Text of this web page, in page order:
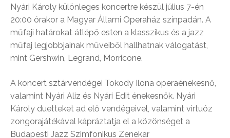
Nyári Károly különleges koncertre készül július 7-én
20:00 órakor a Magyar Állami Operaház színpadán. A
műfaji határokat átlépő esten a klasszikus és a jazz
műfaj legjobbjainak műveiből hallhatnak válogatást,
mint Gershwin, Legrand, Morricone.
A koncert sztárvendégei Tokody Ilona operaénekesnő,
valamint Nyári Aliz és Nyári Edit énekesnők. Nyári
Károly duetteket ad elő vendégeivel, valamint virtuóz
zongorajátékával kápráztatja el a közönséget a
Budapesti Jazz Szimfonikus Zenekar